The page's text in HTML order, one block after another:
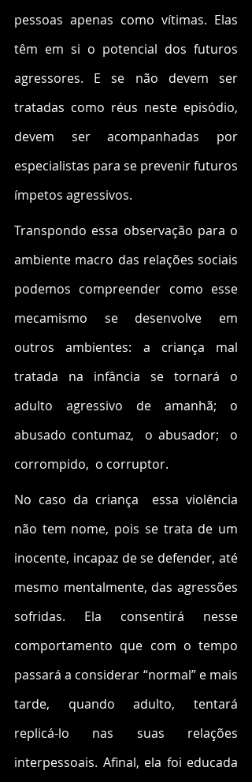
pessoas apenas como vítimas. Elas
têm em si o potencial dos futuros
agressores. E se não devem ser
tratadas como réus neste episódio,
devem ser acompanhadas por
especialistas para se prevenir futuros
ímpetos agressivos.
Transpondo essa observação para o
ambiente macro das relações sociais
podemos compreender como esse
mecamismo se desenvolve em
outros ambientes: a criança mal
tratada na infância se tornará o
adulto agressivo de amanhã; o
abusado contumaz,  o abusador;  o
corrompido,  o corruptor.
No caso da criança  essa violência
não tem nome, pois se trata de um
inocente, incapaz de se defender, até
mesmo mentalmente, das agressões
sofridas. Ela consentirá nesse
comportamento que com o tempo
passará a considerar “normal” e mais
tarde, quando adulto, tentará
replicá-lo nas suas relações
interpessoais. Afinal, ela foi educada